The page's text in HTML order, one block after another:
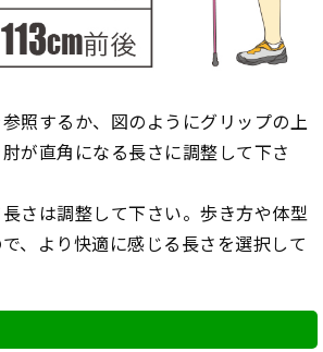
照するか、図のようにグリップの上
が直角になる長さに調整して下さ
さは調整して下さい。歩き方や体型
、より快適に感じる長さを選択して